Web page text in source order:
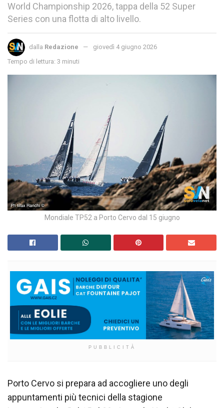
World Championship 2026, tappa della 52 Super
Series con una flotta di alto livello.
dalla Redazione
giovedì 4 giugno 2026
Tempo di lettura: 3 minuti
Mondiale TP52 a Porto Cervo dal 15 giugno
PUBBLICITÀ
Porto Cervo si prepara ad accogliere uno degli
appuntamenti più tecnici della stagione